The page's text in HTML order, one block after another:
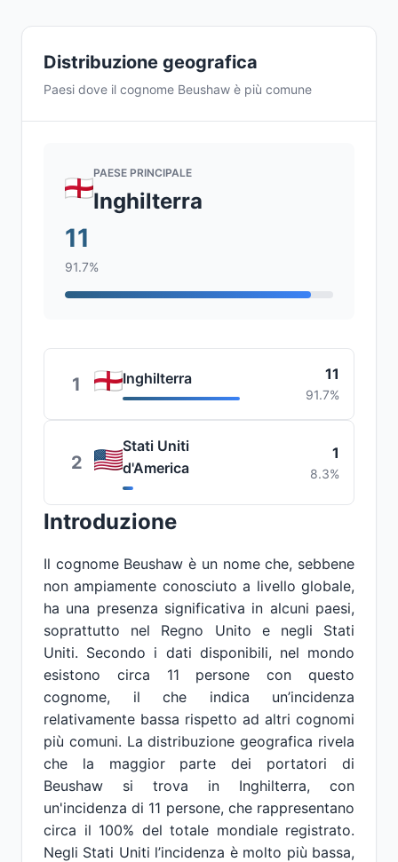
Distribuzione geografica
Paesi dove il cognome Beushaw è più comune
PAESE PRINCIPALE
Inghilterra
11
91.7%
1 Inghilterra 11
91.7%
2
Stati Uniti
d'America
1
8.3%
Introduzione
Il cognome Beushaw è un nome che, sebbene
non ampiamente conosciuto a livello globale,
ha una presenza significativa in alcuni paesi,
soprattutto nel Regno Unito e negli Stati
Uniti. Secondo i dati disponibili, nel mondo
esistono circa 11 persone con questo
cognome, il che indica un’incidenza
relativamente bassa rispetto ad altri cognomi
più comuni. La distribuzione geografica rivela
che la maggior parte dei portatori di
Beushaw si trova in Inghilterra, con
un'incidenza di 11 persone, che rappresentano
circa il 100% del totale mondiale registrato.
Negli Stati Uniti l’incidenza è molto più bassa,